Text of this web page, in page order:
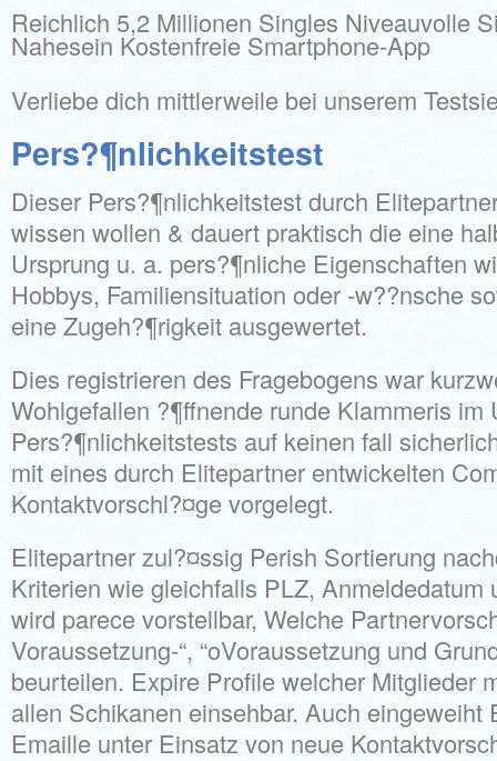
Reichlich 5,2 Millionen Singles Niveauvolle
Nahesein Kostenfreie Smartphone-App
Verliebe dich mittlerweile bei unserem
Pers?¶nlichkeitstest
Dieser Pers?¶nlichkeitstest durch
wissen wollen & dauert praktisch die eine
Ursprung u. a. pers?¶nliche Eigenschaften
Hobbys, Familiensituation oder -w??nsche
eine Zugeh?¶rigkeit ausgewertet.
Dies registrieren des Fragebogens war
Wohlgefallen ?¶ffnende runde Klammeris im
Pers?¶nlichkeitstests auf keinen fall
mit eines durch Elitepartner entwickelten
Kontaktvorschl?¤ge vorgelegt.
Elitepartner zul?¤ssig Perish Sortierung
Kriterien wie gleichfalls PLZ, Anmeldedatum
wird parece vorstellbar, Welche
Voraussetzung-“, “oVoraussetzung und
beurteilen. Expire Profile welcher Mitglieder
allen Schikanen einsehbar. Auch eingeweiht
Emaille unter Einsatz von neue